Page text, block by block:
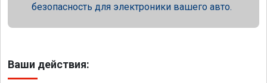
безопасность для электроники вашего авто.
Ваши действия: